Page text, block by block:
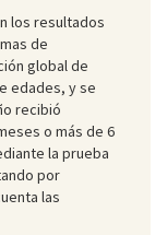
los resultados
de
global de
edades, y se
recibió
o más de 6
la prueba
por
las